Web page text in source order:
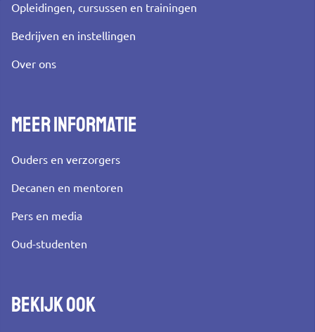
Opleidingen, cursussen en trainingen
Bedrijven en instellingen
Over ons
Meer informatie
Ouders en verzorgers
Decanen en mentoren
Pers en media
Oud-studenten
Bekijk ook